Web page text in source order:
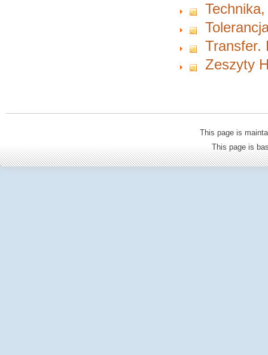
Transfer.
Zeszyty
This page is
This page is